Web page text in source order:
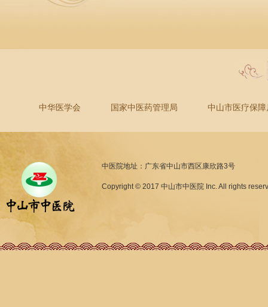
中华医学会 国家中医药管理局 中山市医疗保障
中医院地址：广东省中山市西区康欣路3号
Copyright © 2017 中山市中医院 Inc. All rights